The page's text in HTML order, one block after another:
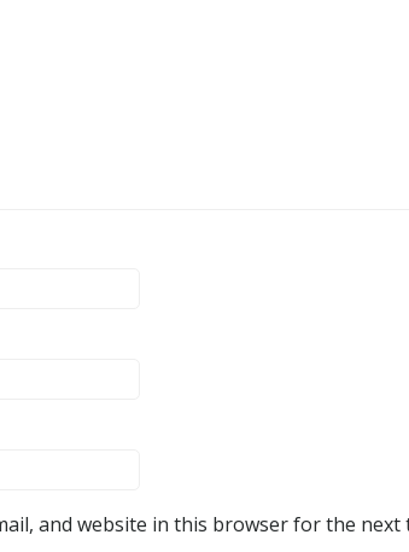
and website in this browser for the next